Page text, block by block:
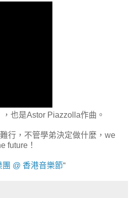
也是Astor Piazzolla作曲。
行，不管學弟決定做什麼，we
future！
團 @ 香港音樂節“